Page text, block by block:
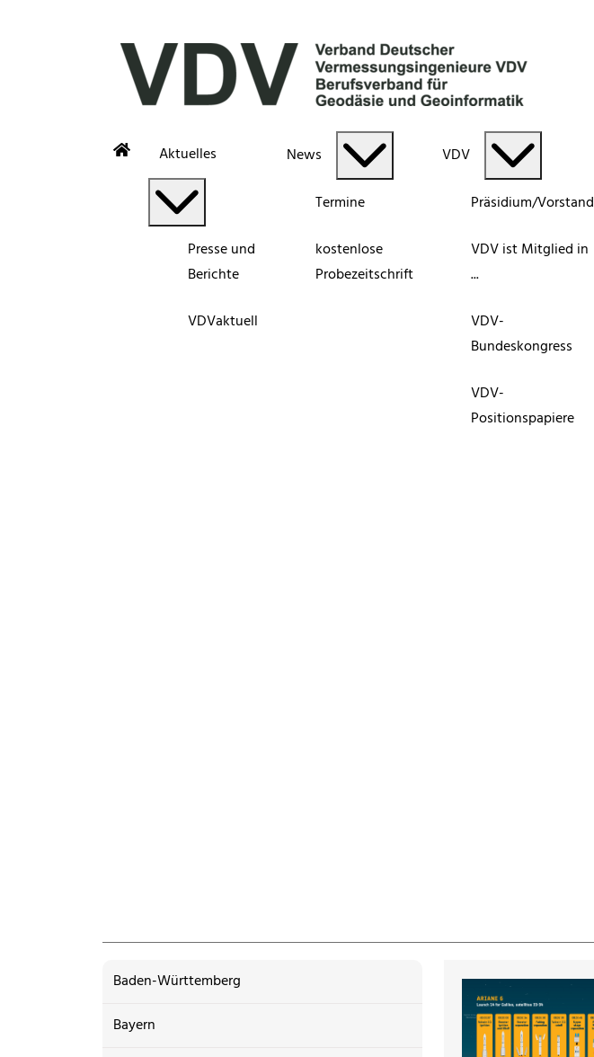
Aktuelles
Presse und
Berichte
VDVaktuell
News
Termine
kostenlose
Probezeitschrift
VDV
Präsidium/Vorstand
VDV ist Mitglied in
...
VDV-
Bundeskongress
VDV-
Positionspapiere
Baden-Württemberg
Bayern